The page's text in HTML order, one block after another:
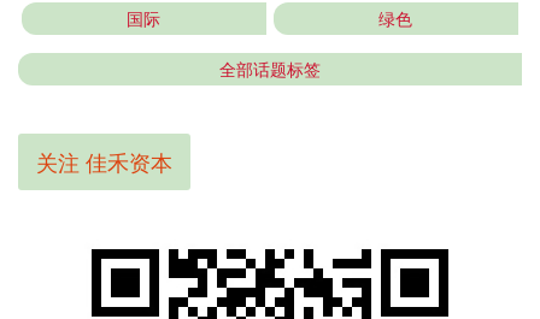
国际 绿色
全部话题标签
关注 佳禾资本